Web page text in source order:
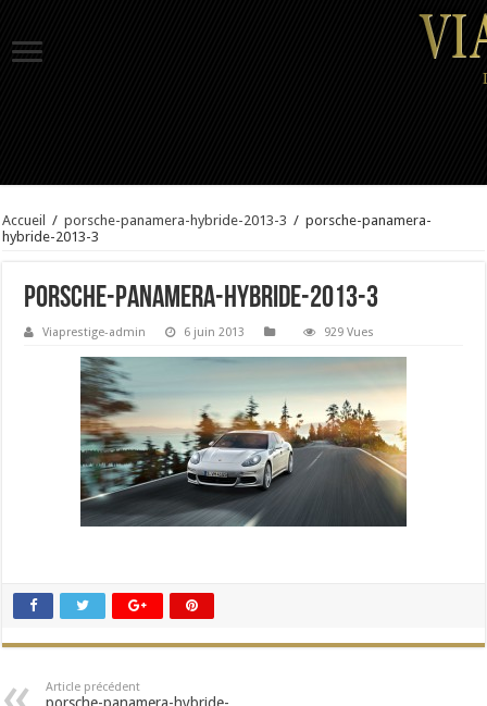
Accueil / porsche-panamera-hybride-2013-3 / porsche-panamera-
hybride-2013-3
porsche-panamera-hybride-2013-3
Viaprestige-admin 6 juin 2013 929 Vues
Article précédent